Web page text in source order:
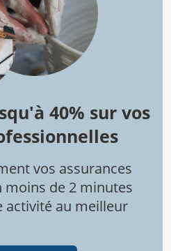
40% sur vos
vos assurances
de 2 minutes
activité au meilleur